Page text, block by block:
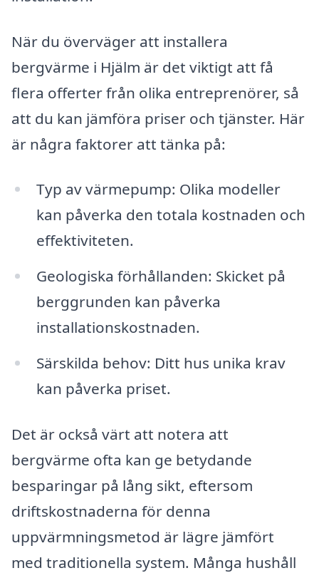
När du överväger att installera
bergvärme i Hjälm är det viktigt att få
flera offerter från olika entreprenörer, så
att du kan jämföra priser och tjänster. Här
är några faktorer att tänka på:
Typ av värmepump: Olika modeller
kan påverka den totala kostnaden och
effektiviteten.
Geologiska förhållanden: Skicket på
berggrunden kan påverka
installationskostnaden.
Särskilda behov: Ditt hus unika krav
kan påverka priset.
Det är också värt att notera att
bergvärme ofta kan ge betydande
besparingar på lång sikt, eftersom
driftskostnaderna för denna
uppvärmningsmetod är lägre jämfört
med traditionella system. Många hushåll